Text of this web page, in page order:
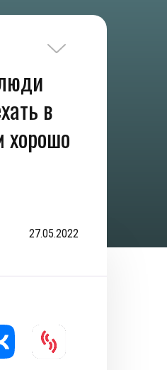
в
хорошо
27.05.2022